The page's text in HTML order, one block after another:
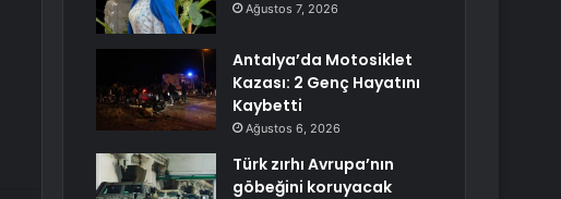
Ağustos 7, 2026
Antalya’da Motosiklet
Kazası: 2 Genç Hayatını
Kaybetti
Ağustos 6, 2026
Türk zırhı Avrupa’nın
göbeğini koruyacak